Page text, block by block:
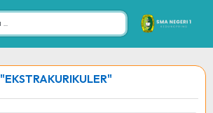
"EKSTRAKURIKULER"